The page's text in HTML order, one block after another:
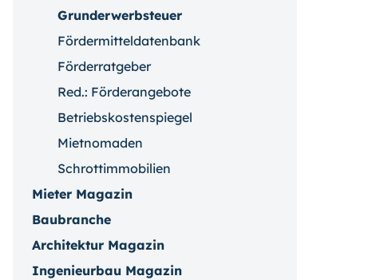
Grunderwerbsteuer
Fördermitteldatenbank
Förderratgeber
Red.: Förderangebote
Betriebskostenspiegel
Mietnomaden
Schrottimmobilien
Mieter Magazin
Baubranche
Architektur Magazin
Ingenieurbau Magazin